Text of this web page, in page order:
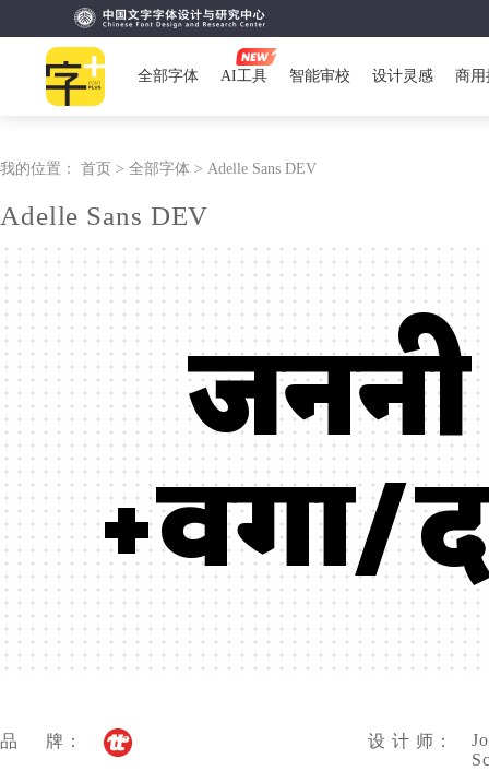
全部字体 AI工具 智能审校 设计灵感 商用
我的位置： 首页 > 全部字体 > Adelle Sans DEV
Adelle Sans DEV
+वगा/
品 牌： 设 计 师：